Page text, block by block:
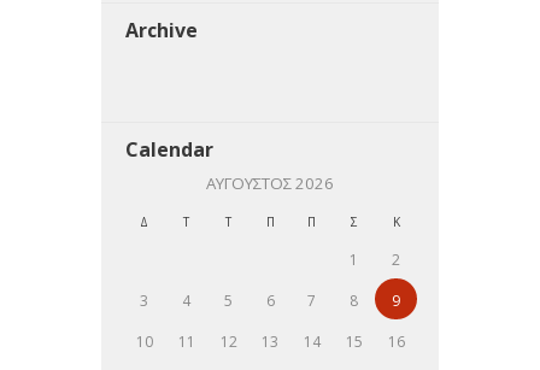
Archive
Calendar
ΑΎΓΟΥΣΤΟΣ 2026
Δ Τ Τ Π Π Σ Κ
1
2
3
4 5 6 7 8
9
10
11 12 13 14 15
16